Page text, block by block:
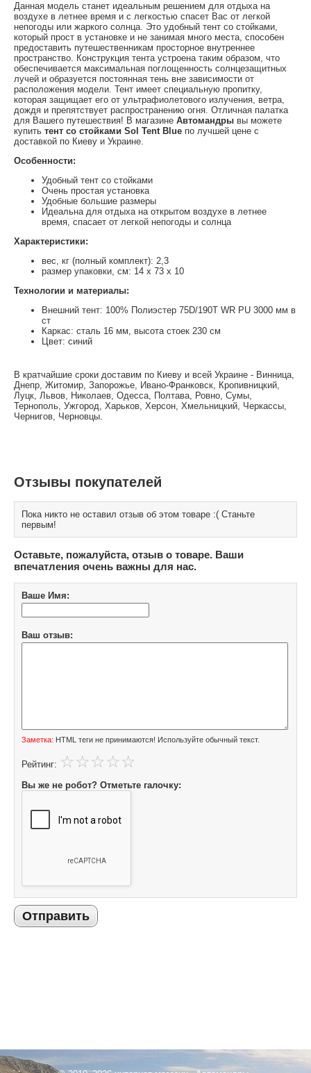
Данная модель станет идеальным решением для отдыха на
воздухе в летнее время и с легкостью спасет Вас от легкой
непогоды или жаркого солнца. Это удобный тент со стойками,
который прост в установке и не занимая много места, способен
предоставить путешественникам просторное внутреннее
пространство. Конструкция тента устроена таким образом, что
обеспечивается максимальная поглощенность солнцезащитных
лучей и образуется постоянная тень вне зависимости от
расположения модели. Тент имеет специальную пропитку,
которая защищает его от ультрафиолетового излучения, ветра,
дождя и препятствует распространению огня. Отличная палатка
для Вашего путешествия! В магазине Автомандры вы можете
купить тент со стойками Sol Tent Blue по лучшей цене с
доставкой по Киеву и Украине.
Особенности:
Удобный тент со стойками
Очень простая установка
Удобные большие размеры
Идеальна для отдыха на открытом воздухе в летнее
время, спасает от легкой непогоды и солнца
Характеристики:
вес, кг (полный комплект): 2,3
размер упаковки, см: 14 x 73 x 10
Технологии и материалы:
Внешний тент: 100% Полиэстер 75D/190T WR PU 3000 мм в
ст
Каркас: сталь 16 мм, высота стоек 230 см
Цвет: синий
В кратчайшие сроки доставим по Киеву и всей Украине - Винница,
Днепр, Житомир, Запорожье, Ивано-Франковск, Кропивницкий,
Луцк, Львов, Николаев, Одесса, Полтава, Ровно, Сумы,
Тернополь, Ужгород, Харьков, Херсон, Хмельницкий, Черкассы,
Чернигов, Черновцы.
Отзывы покупателей
Пока никто не оставил отзыв об этом товаре :( Станьте
первым!
Оставьте, пожалуйста, отзыв о товаре. Ваши
впечатления очень важны для нас.
Ваше Имя:
Ваш отзыв:
Заметка: HTML теги не принимаются! Используйте обычный текст.
Рейтинг:
Вы же не робот? Отметьте галочку:
Отправить